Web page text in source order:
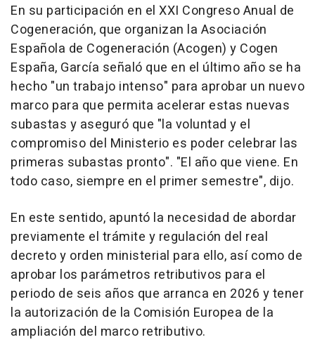
En su participación en el XXI Congreso Anual de
Cogeneración, que organizan la Asociación
Española de Cogeneración (Acogen) y Cogen
España, García señaló que en el último año se ha
hecho "un trabajo intenso" para aprobar un nuevo
marco para que permita acelerar estas nuevas
subastas y aseguró que "la voluntad y el
compromiso del Ministerio es poder celebrar las
primeras subastas pronto". "El año que viene. En
todo caso, siempre en el primer semestre", dijo.
En este sentido, apuntó la necesidad de abordar
previamente el trámite y regulación del real
decreto y orden ministerial para ello, así como de
aprobar los parámetros retributivos para el
periodo de seis años que arranca en 2026 y tener
la autorización de la Comisión Europea de la
ampliación del marco retributivo.